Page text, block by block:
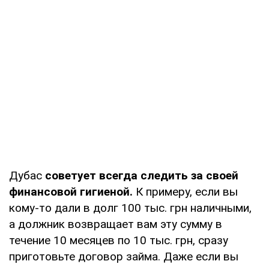
Дубас советует всегда следить за своей
финансовой гигиеной. К примеру, если вы
кому-то дали в долг 100 тыс. грн наличными,
а должник возвращает вам эту сумму в
течение 10 месяцев по 10 тыс. грн, сразу
приготовьте договор займа. Даже если вы